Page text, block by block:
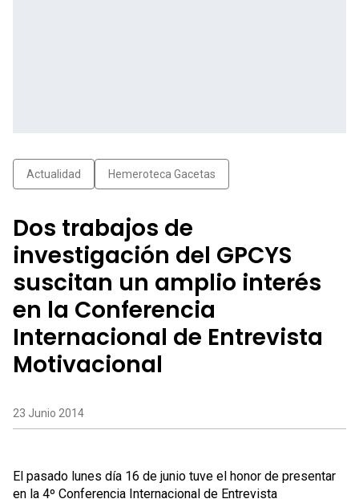
Actualidad Hemeroteca Gacetas
Dos trabajos de
investigación del GPCYS
suscitan un amplio interés
en la Conferencia
Internacional de Entrevista
Motivacional
23 Junio 2014
El pasado lunes día 16 de junio tuve el honor de presentar
en la 4º Conferencia Internacional de Entrevista